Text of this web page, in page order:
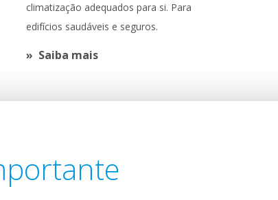
climatização adequados para si. Para
edifícios saudáveis e seguros.
Saiba mais